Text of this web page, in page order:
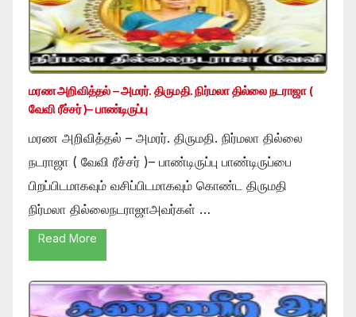
மரண அறிவித்தல் – அமரர். திருமதி. நிர்மலா தில்லை நடராஜா (
வேவி ரீச்சர் )– பாண்டிருப்பு
மரண அறிவித்தல் – அமரர். திருமதி. நிர்மலா தில்லை
நடராஜா ( வேவி ரீச்சர் )– பாண்டிருப்பு பாண்டிருப்பை
பிறப்பிடமாகவும் வசிப்பிடமாகவும் கொண்ட திருமதி
நிர்மலா தில்லைநடராஜாஅவர்கள் …
Read More